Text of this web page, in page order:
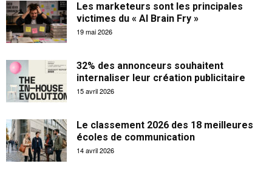
Les marketeurs sont les principales
victimes du « AI Brain Fry »
19 mai 2026
32% des annonceurs souhaitent
internaliser leur création publicitaire
15 avril 2026
Le classement 2026 des 18 meilleures
écoles de communication
14 avril 2026